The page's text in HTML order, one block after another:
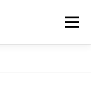
메뉴